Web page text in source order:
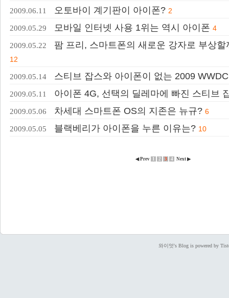
2009.06.11 오토바이 계기판이 아이폰? 2
2009.05.29 모바일 인터넷 사용 1위는 역시 아이폰 4
2009.05.22 팜 프리, 스마트폰의 새로운 강자로 부상
12
2009.05.14 스티브 잡스와 아이폰이 없는 2009
2009.05.11 아이폰 4G, 선택의 딜레마에 빠진 스티브
2009.05.06 차세대 스마트폰 OS의 지존은 뉴규? 6
2009.05.05 블랙베리가 아이폰을 누른 이유는? 10
◀ Prev 1 2 3 4 Next ▶
와이엇's Blog is powered by